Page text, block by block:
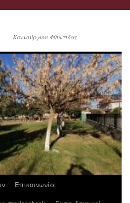
Καινούργιου Φθιώτιδας
Επικοινωνία